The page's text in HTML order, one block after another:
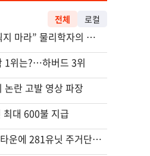
전체 로컬
“로또, 이 번호 찍지 마라” 물리학자의 당첨금 높이는 비밀
1위는?…하버드 3위
논란 고발 영상 파장
최대 600불 지급
부에나파크 한인타운에 281유닛 주거단지 들어선다